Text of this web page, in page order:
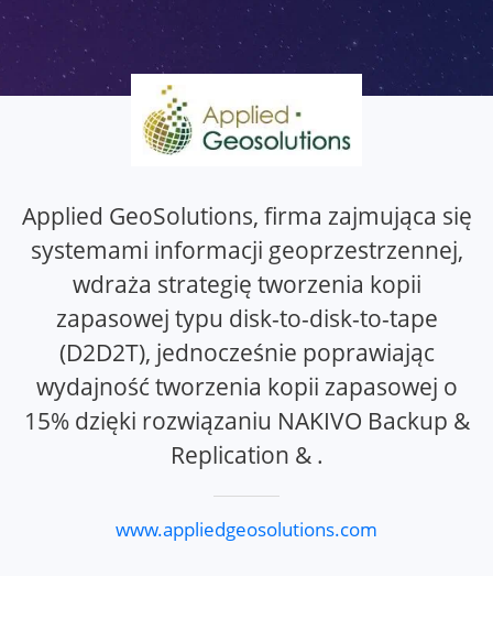
Applied GeoSolutions, firma zajmująca się
systemami informacji geoprzestrzennej,
wdraża strategię tworzenia kopii
zapasowej typu disk-to-disk-to-tape
(D2D2T), jednocześnie poprawiając
wydajność tworzenia kopii zapasowej o
15% dzięki rozwiązaniu NAKIVO Backup &
Replication & .
www.appliedgeosolutions.com